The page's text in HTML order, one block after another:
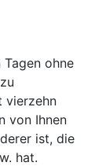
Tagen ohne
vierzehn
von Ihnen
ist, die
hat.